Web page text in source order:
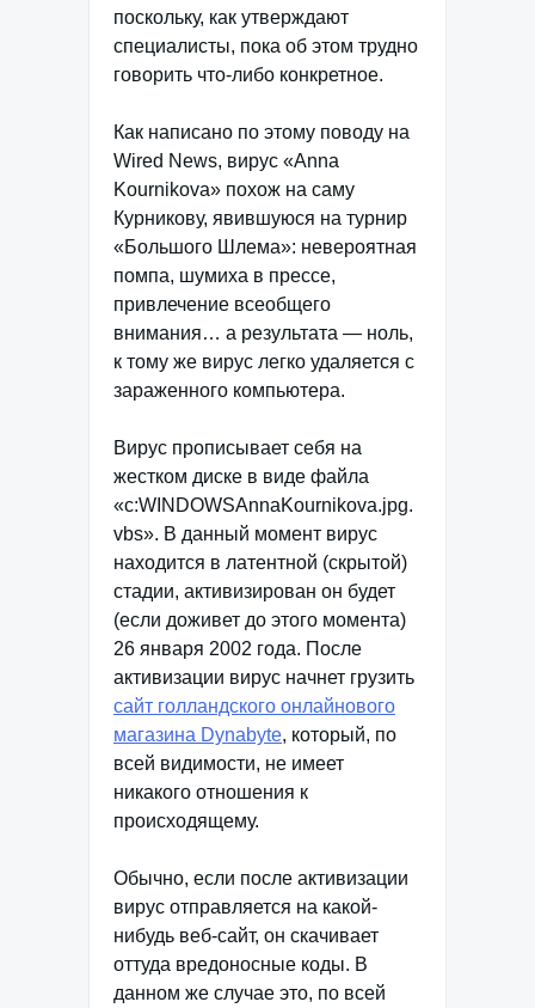
поскольку, как утверждают
специалисты, пока об этом трудно
говорить что-либо конкретное.
Как написано по этому поводу на
Wired News, вирус «Anna
Kournikova» похож на саму
Курникову, явившуюся на турнир
«Большого Шлема»: невероятная
помпа, шумиха в прессе,
привлечение всеобщего
внимания… а результата — ноль,
к тому же вирус легко удаляется с
зараженного компьютера.
Вирус прописывает себя на
жестком диске в виде файла
«c:WINDOWSAnnaKournikova.jpg.
vbs». В данный момент вирус
находится в латентной (скрытой)
стадии, активизирован он будет
(если доживет до этого момента)
26 января 2002 года. После
активизации вирус начнет грузить
сайт голландского онлайнового
магазина Dynabyte, который, по
всей видимости, не имеет
никакого отношения к
происходящему.
Обычно, если после активизации
вирус отправляется на какой-
нибудь веб-сайт, он скачивает
оттуда вредоносные коды. В
данном же случае это, по всей